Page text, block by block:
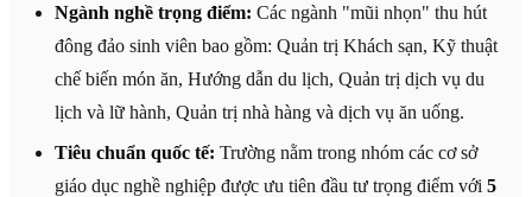
Ngành nghề trọng điểm: Các ngành "mũi nhọn" thu hút
đông đảo sinh viên bao gồm: Quản trị Khách sạn, Kỹ thuật
chế biến món ăn, Hướng dẫn du lịch, Quản trị dịch vụ du
lịch và lữ hành, Quản trị nhà hàng và dịch vụ ăn uống.
Tiêu chuẩn quốc tế: Trường nằm trong nhóm các cơ sở
giáo dục nghề nghiệp được ưu tiên đầu tư trọng điểm với 5